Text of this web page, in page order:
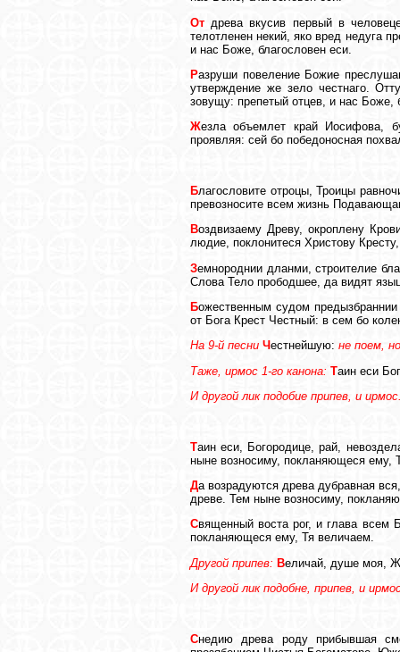
От древа вкусив первый в
телотленен некий, яко вред недуга
и нас Боже, благословен еси.
Разруши повеление Божие
утверждение же зело честнаго.
зовущу: препетый отцев, и нас Боже,
Жезла объемлет край Иосифова,
проявляя: сей бо победоносная
Благословите отроцы, Троицы
превозносите всем жизнь
Воздвизаему Древу, окроплену
людие, поклонитеся Христову
Земнороднии дланми, строителие
Слова Тело прободшее, да видят
Божественным судом
от Бога Крест Честный: в сем бо
На 9-й песни Честнейшую: не поем,
Таже, ирмос 1-го канона: Таин еси
И другой лик подобие припев, и
Таин еси, Богородице, рай,
ныне возносиму, покланяющеся ему,
Да возрадуются древа дубравная
древе. Тем ныне возносиму,
Священный воста рог, и глава всем
покланяющеся ему, Тя величаем.
Другой припев: Величай, душе моя,
И другой лик подобне, припев, и
Снедию древа роду прибывшая